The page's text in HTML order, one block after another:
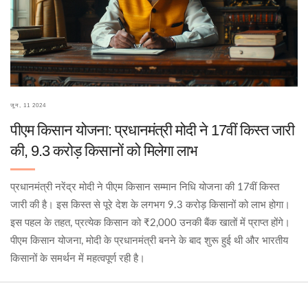
जून, 11 2024
पीएम किसान योजना: प्रधानमंत्री मोदी ने 17वीं किस्त जारी
की, 9.3 करोड़ किसानों को मिलेगा लाभ
प्रधानमंत्री नरेंद्र मोदी ने पीएम किसान सम्मान निधि योजना की 17वीं किस्त
जारी की है। इस किस्त से पूरे देश के लगभग 9.3 करोड़ किसानों को लाभ होगा।
इस पहल के तहत, प्रत्येक किसान को ₹2,000 उनकी बैंक खातों में प्राप्त होंगे।
पीएम किसान योजना, मोदी के प्रधानमंत्री बनने के बाद शुरू हुई थी और भारतीय
किसानों के समर्थन में महत्वपूर्ण रही है।